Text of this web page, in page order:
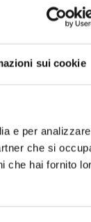
sui cookie
e per
che si
che hai fornito
via radio